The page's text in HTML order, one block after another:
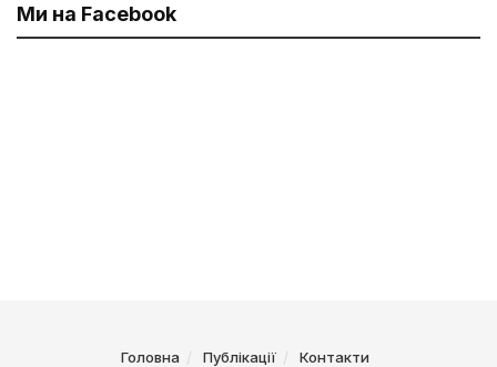
Ми на Facebook
Головна Публікації Контакти